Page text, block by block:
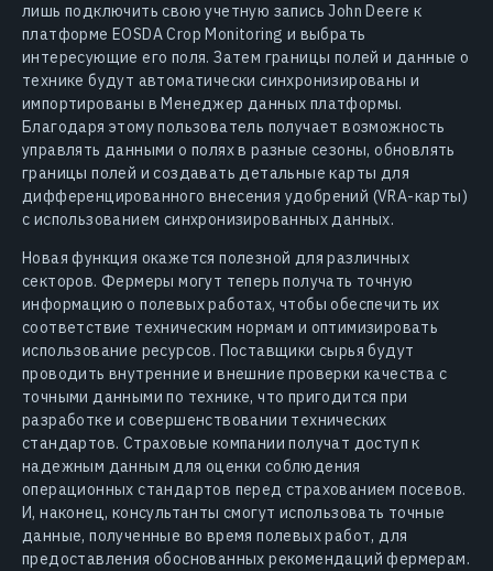
лишь подключить свою учетную запись John Deere к
платформе EOSDA Crop Monitoring и выбрать
интересующие его поля. Затем границы полей и данные о
технике будут автоматически синхронизированы и
импортированы в Менеджер данных платформы.
Благодаря этому пользователь получает возможность
управлять данными о полях в разные сезоны, обновлять
границы полей и создавать детальные карты для
дифференцированного внесения удобрений (VRA-карты)
с использованием синхронизированных данных.
Новая функция окажется полезной для различных
секторов. Фермеры могут теперь получать точную
информацию о полевых работах, чтобы обеспечить их
соответствие техническим нормам и оптимизировать
использование ресурсов. Поставщики сырья будут
проводить внутренние и внешние проверки качества с
точными данными по технике, что пригодится при
разработке и совершенствовании технических
стандартов. Страховые компании получат доступ к
надежным данным для оценки соблюдения
операционных стандартов перед страхованием посевов.
И, наконец, консультанты смогут использовать точные
данные, полученные во время полевых работ, для
предоставления обоснованных рекомендаций фермерам.